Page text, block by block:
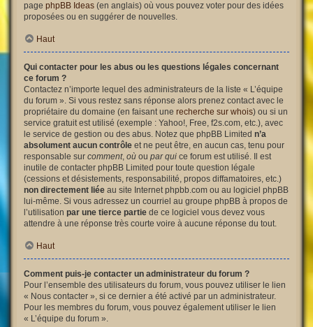
page phpBB Ideas (en anglais) où vous pouvez voter pour des idées
proposées ou en suggérer de nouvelles.
Haut
Qui contacter pour les abus ou les questions légales concernant
ce forum ?
Contactez n’importe lequel des administrateurs de la liste « L’équipe
du forum ». Si vous restez sans réponse alors prenez contact avec le
propriétaire du domaine (en faisant une recherche sur whois) ou si un
service gratuit est utilisé (exemple : Yahoo!, Free, f2s.com, etc.), avec
le service de gestion ou des abus. Notez que phpBB Limited n’a
absolument aucun contrôle et ne peut être, en aucun cas, tenu pour
responsable sur comment, où ou par qui ce forum est utilisé. Il est
inutile de contacter phpBB Limited pour toute question légale
(cessions et désistements, responsabilité, propos diffamatoires, etc.)
non directement liée au site Internet phpbb.com ou au logiciel phpBB
lui-même. Si vous adressez un courriel au groupe phpBB à propos de
l’utilisation par une tierce partie de ce logiciel vous devez vous
attendre à une réponse très courte voire à aucune réponse du tout.
Haut
Comment puis-je contacter un administrateur du forum ?
Pour l’ensemble des utilisateurs du forum, vous pouvez utiliser le lien
« Nous contacter », si ce dernier a été activé par un administrateur.
Pour les membres du forum, vous pouvez également utiliser le lien
« L’équipe du forum ».